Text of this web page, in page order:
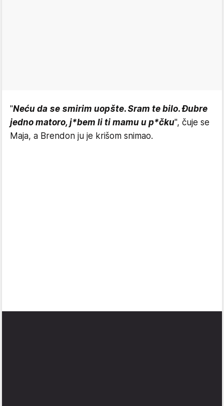
"Neću da se smirim uopšte. Sram te bilo. Đubre
jedno matoro, j*bem li ti mamu u p*čku", čuje se
Maja, a Brendon ju je krišom snimao.